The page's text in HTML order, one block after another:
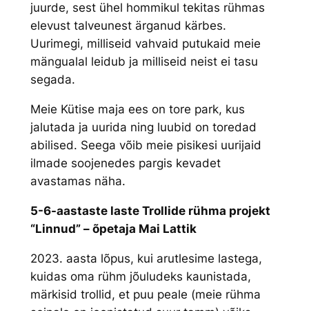
juurde, sest ühel hommikul tekitas rühmas
elevust talveunest ärganud kärbes.
Uurimegi, milliseid vahvaid putukaid meie
mängualal leidub ja milliseid neist ei tasu
segada.
Meie Kütise maja ees on tore park, kus
jalutada ja uurida ning luubid on toredad
abilised. Seega võib meie pisikesi uurijaid
ilmade soojenedes pargis kevadet
avastamas näha.
5-6-aastaste laste Trollide rühma projekt
“Linnud” – õpetaja Mai Lattik
2023. aasta lõpus, kui arutlesime lastega,
kuidas oma rühm jõuludeks kaunistada,
märkisid trollid, et puu peale (meie rühma